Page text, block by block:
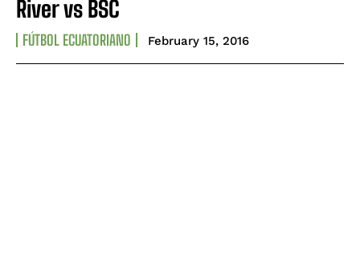
River vs BSC
FÚTBOL ECUATORIANO February 15, 2016